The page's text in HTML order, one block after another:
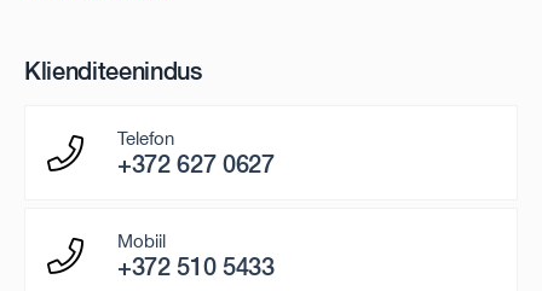
Klienditeenindus
Telefon
+372 627 0627
Mobiil
+372 510 5433